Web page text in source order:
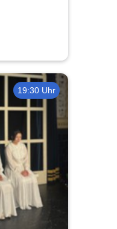
19:30 Uhr